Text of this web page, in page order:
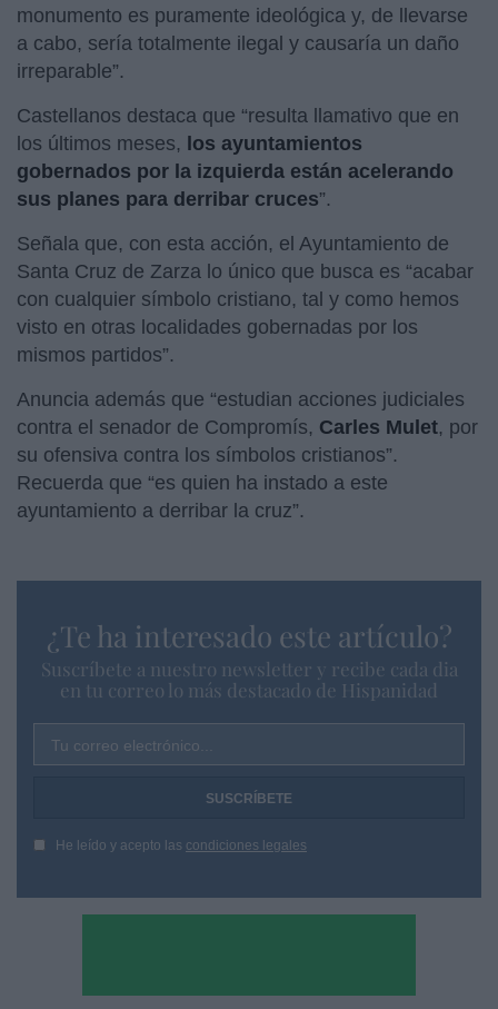
monumento es puramente ideológica y, de llevarse
a cabo, sería totalmente ilegal y causaría un daño
irreparable”.
Castellanos destaca que “resulta llamativo que en
los últimos meses, los ayuntamientos
gobernados por la izquierda están acelerando
sus planes para derribar cruces”.
Señala que, con esta acción, el Ayuntamiento de
Santa Cruz de Zarza lo único que busca es “acabar
con cualquier símbolo cristiano, tal y como hemos
visto en otras localidades gobernadas por los
mismos partidos”.
Anuncia además que “estudian acciones judiciales
contra el senador de Compromís, Carles Mulet, por
su ofensiva contra los símbolos cristianos”.
Recuerda que “es quien ha instado a este
ayuntamiento a derribar la cruz”.
¿Te ha interesado este artículo?
Suscríbete a nuestro newsletter y recibe cada dia
en tu correo lo más destacado de Hispanidad
Tu correo electrónico...
He leído y acepto las condiciones legales